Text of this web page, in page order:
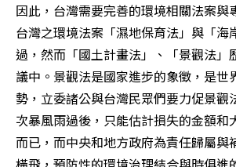
因此，台灣需要完善的環境相關法案與
台灣之環境法案「濕地保育法」與「海
過，然而「國土計畫法」、「景觀法」
議中。景觀法是國家進步的象徵，是世
勢，立委諸公與台灣民眾們要力促景觀
次暴風雨過後，只能估計損失的金額和
而已，而中央和地方政府為責任歸屬與